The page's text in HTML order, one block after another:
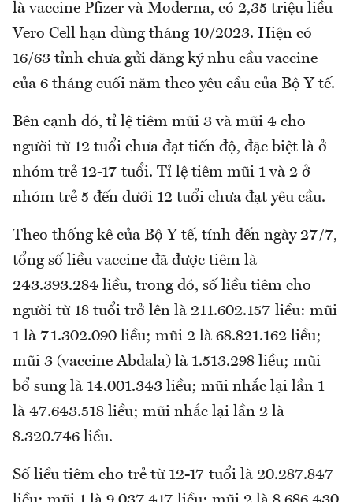
là vaccine Pfizer và Moderna, có 2,35 triệu liều
Vero Cell hạn dùng tháng 10/2023. Hiện có
16/63 tỉnh chưa gửi đăng ký nhu cầu vaccine
của 6 tháng cuối năm theo yêu cầu của Bộ Y tế.
Bên cạnh đó, tỉ lệ tiêm mũi 3 và mũi 4 cho
người từ 12 tuổi chưa đạt tiến độ, đặc biệt là ở
nhóm trẻ 12-17 tuổi. Tỉ lệ tiêm mũi 1 và 2 ở
nhóm trẻ 5 đến dưới 12 tuổi chưa đạt yêu cầu.
Theo thống kê của Bộ Y tế, tính đến ngày 27/7,
tổng số liều vaccine đã được tiêm là
243.393.284 liều, trong đó, số liều tiêm cho
người từ 18 tuổi trở lên là 211.602.157 liều: mũi
1 là 71.302.090 liều; mũi 2 là 68.821.162 liều;
mũi 3 (vaccine Abdala) là 1.513.298 liều; mũi
bổ sung là 14.001.343 liều; mũi nhắc lại lần 1
là 47.643.518 liều; mũi nhắc lại lần 2 là
8.320.746 liều.
Số liều tiêm cho trẻ từ 12-17 tuổi là 20.287.847